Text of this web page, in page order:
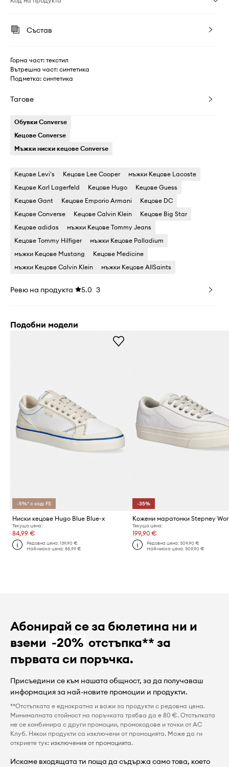
Състав
Горна част: текстил
Вътрешна част: синтетика
Подметка: синтетика
Тагове
Обувки Converse
Кецове Converse
Мъжки ниски кецове Converse
Кецове Levi's Кецове Lee Cooper
мъжки Кецове Lacoste
Кецове Karl Lagerfeld
Кецове Hugo
Кецове Guess
Кецове Gant
Кецове Emporio Armani
Кецове DC
Кецове Converse
Кецове Calvin Klein
Кецове Big Star
Кецове adidas
мъжки Кецове Tommy Jeans
Кецове Tommy Hilfiger
мъжки Кецове Palladium
мъжки Кецове Mustang
Кецове Medicine
мъжки Кецове Calvin Klein
мъжки Кецове AllSaints
Ревю на продукта 5.0 3
Подобни модели
-5%* с код: FS
Ниски кецове Hugo Blue Blue-x
Текуща цена:
84,99 €
Редовна цена:139,90 €
Най-ниска цена:88,99 €
-35%
Текуща цена:
199,90 €
Редовна цена: 309,90 €
Най-ниска цена: 309,90 €
Абонирай се за бюлетина ни и
вземи -20% отстъпка** за
първата си поръчка.
Присъедини се към нашата общност, за да получаваш
информация за най-новите промоции и продукти.
**Отстъпката е еднократна и важи за продукти с редовна цена.
Минималната стойност на поръчката трябва да е 80 €. Отстъпката
не се комбинира с други промоции, промокодове и точки от AC
Клуб. Някои продукти са изключени от промоцията. Може да ги
откриете тук: изключения от промоцията.
Искаме входящата ти поща да съдържа само това, което